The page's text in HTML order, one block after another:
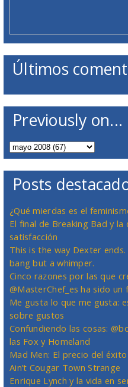
Últimos
Previously on...
Posts
¿Qué mierdas es el
El final de Breaking Bad y la
satisfacción
This is the way Dexter
bang but a whimper.
Cinco razones por las que
@MasterChef_es ha sido un
Me gusta lo que me gusta:
sobre gustos
Confundiendo las cosas:
las Fox y Homeland
Mad Men: El precio del éxito
Ain’t Cougar Town Strange
Enrique Lynch y la vida en